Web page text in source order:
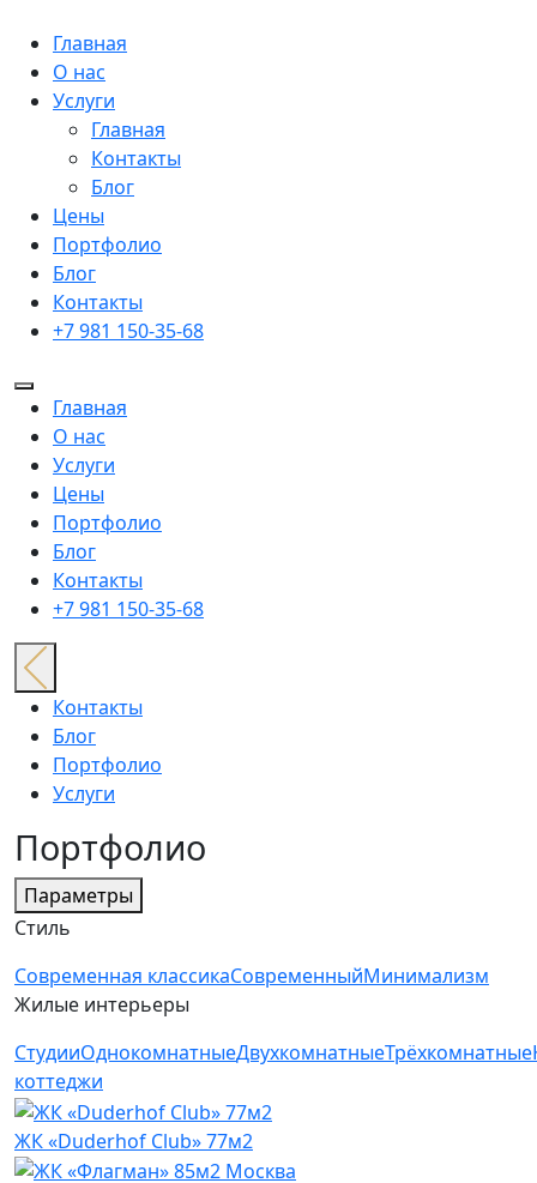
Главная
О нас
Услуги
Главная
Контакты
Блог
Цены
Портфолио
Блог
Контакты
+7 981 150-35-68
Главная
О нас
Услуги
Цены
Портфолио
Блог
Контакты
+7 981 150-35-68
Контакты
Блог
Портфолио
Услуги
Портфолио
Параметры
Стиль
Современная классикаСовременныйМинимализм
Жилые интерьеры
СтудииОднокомнатныеДвухкомнатныеТрёхкомнатные
коттеджи
ЖК «Duderhof Club» 77м2